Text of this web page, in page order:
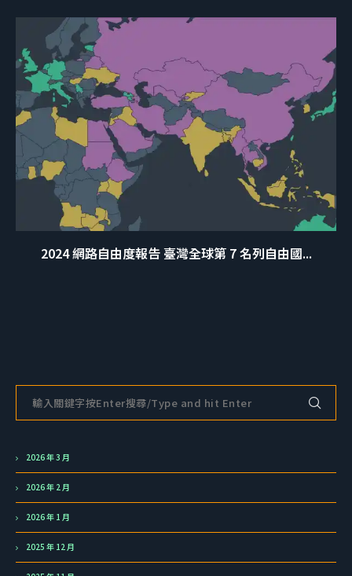
2024 網路自由度報告 臺灣全球第 7 名列自由國...
2026 年 3 月
2026 年 2 月
2026 年 1 月
2025 年 12 月